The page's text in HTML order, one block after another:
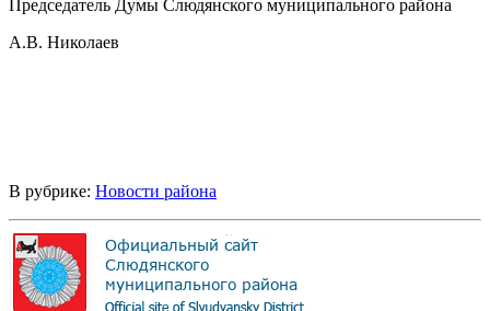
Председатель Думы Слюдянского муниципального района
А.В. Николаев
В рубрике: Новости района